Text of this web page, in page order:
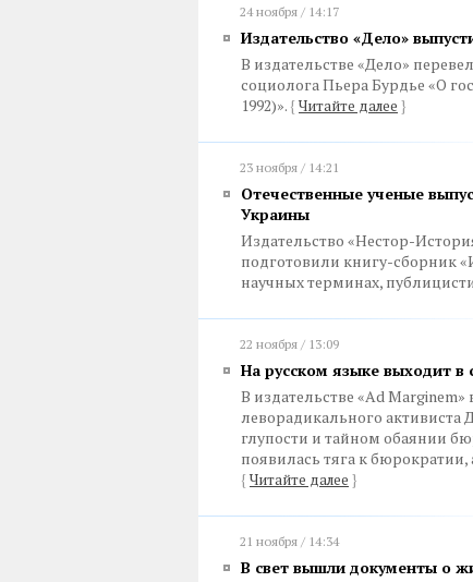
24 ноября / 14:17
Издательство «Дело»
В издательстве «Дело»
социолога Пьера Бурдье «О
1992)». { Читайте далее }
23 ноября / 14:21
Отечественные ученые
Украины
Издательство «Нестор-
подготовили книгу-сборник
научных терминах,
22 ноября / 13:09
На русском языке выходит в
В издательстве «Ad
леворадикального активиста
глупости и тайном обаянии
появилась тяга к
{ Читайте далее }
21 ноября / 14:34
В свет вышли документы о